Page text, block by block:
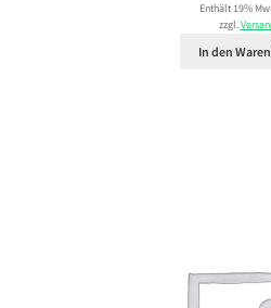
Enthält 19%
zzgl.
In den